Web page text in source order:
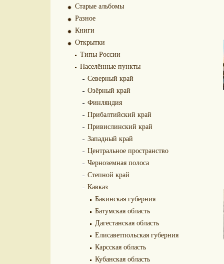
Старые альбомы
Разное
Книги
Открытки
Типы России
Населённые пункты
Северный край
Озёрный край
Финляндия
Прибалтийский край
Привислинский край
Западный край
Центральное пространство
Черноземная полоса
Степной край
Кавказ
Бакинская губерния
Батумская область
Дагестанская область
Елисаветпольская губерния
Карсская область
Кубанская область